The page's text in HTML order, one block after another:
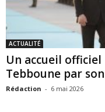
ACTUALITÉ
Un accueil
Tebboune par
Rédaction - 6 mai 2026